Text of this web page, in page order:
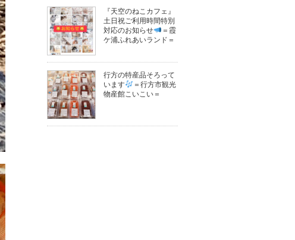
『天空のねこカフェ』
土日祝ご利用時間特別
対応のお知らせ
＝霞
ケ浦ふれあいランド＝
行方の特産品そろって
います
＝行方市観光
物産館こいこい＝